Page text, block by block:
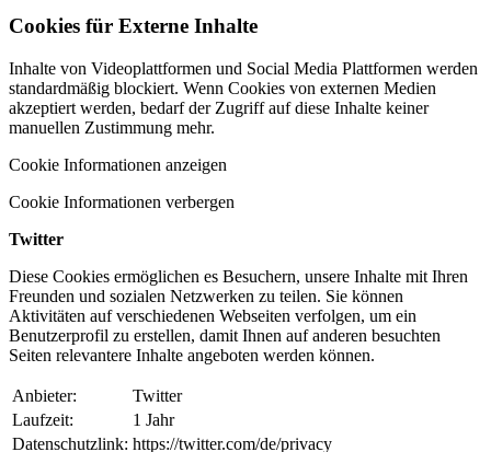
Cookies für Externe Inhalte
Inhalte von Videoplattformen und Social Media Plattformen werden
standardmäßig blockiert. Wenn Cookies von externen Medien
akzeptiert werden, bedarf der Zugriff auf diese Inhalte keiner
manuellen Zustimmung mehr.
Cookie Informationen anzeigen
Cookie Informationen verbergen
Twitter
Diese Cookies ermöglichen es Besuchern, unsere Inhalte mit Ihren
Freunden und sozialen Netzwerken zu teilen. Sie können
Aktivitäten auf verschiedenen Webseiten verfolgen, um ein
Benutzerprofil zu erstellen, damit Ihnen auf anderen besuchten
Seiten relevantere Inhalte angeboten werden können.
Anbieter:
Twitter
Laufzeit:
1 Jahr
Datenschutzlink: https://twitter.com/de/privacy